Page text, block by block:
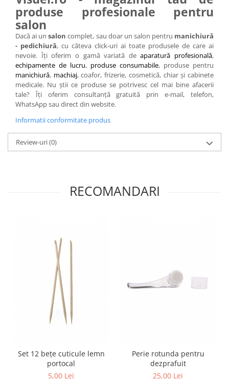
produse profesionale pentru
salon
Dacă ai unsaloncomplet, sau doar un salon pentru manichiură
- pedichiură, cu câteva click-uri ai toate produsele de care ai
nevoie. Îți oferim o gamă variată deaparatură profesională,
echipamente de lucru, produse consumabile, produse pentru
manichiură, machiaj, coafor, frizerie, cosmetică, chiar și cabinete
medicale. Nu știi ce produse se potrivesc cel mai bine afacerii
tale? Îți oferim consultanță gratuită prin e-mail, telefon,
WhatsApp sau direct din website.
Informatii conformitate produs
Review-uri(0)
RECOMANDARI
Set 12 bețe cuticule lemn
portocal
5,00 Lei
Perie rotunda pentru
dezprafuit
25,00 Lei